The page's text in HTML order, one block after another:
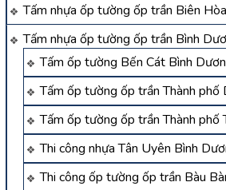
Tấm nhựa ốp tường ốp trần Biên
Tấm nhựa ốp tường ốp trần Bình
Tấm ốp tường Bến Cát Bình
Tấm ốp tường ốp trần Thành phố
Tấm ốp tường ốp trần Thành phố
Thi công nhựa Tân Uyên Bình
Thi công ốp tường ốp trần Bàu